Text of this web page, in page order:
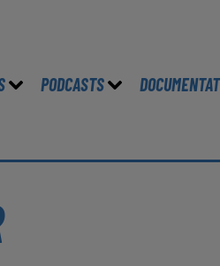
PODCASTS